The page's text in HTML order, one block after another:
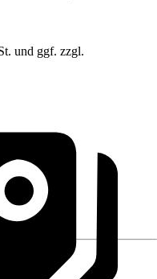
und ggf. zzgl.